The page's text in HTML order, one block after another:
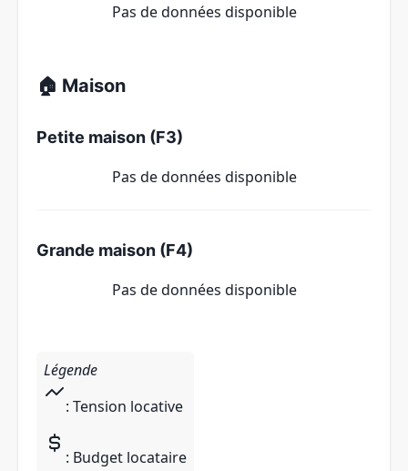
Pas de données disponible
🏠 Maison
Petite maison (F3)
Pas de données disponible
Grande maison (F4)
Pas de données disponible
Légende
: Tension locative
: Budget locataire